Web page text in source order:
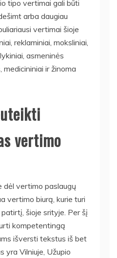
tipo vertimai gali būti
arba daugiau
vertimai šioje
reklaminiai, moksliniai,
asmeninės
medicininiai ir žinoma
vertimo
dėl vertimo paslaugų
vertimo biurą, kurie turi
šioje srityje. Per šį
kompetentingą
išversti tekstus iš bet
yra Vilniuje, Užupio